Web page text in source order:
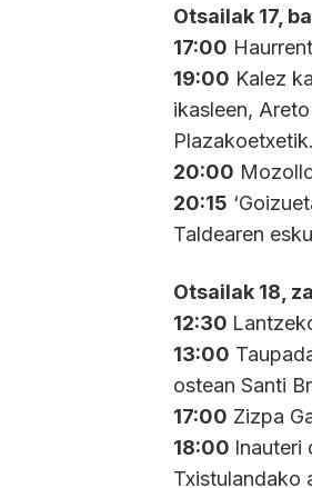
Otsailak 17,
17:00
19:00 Kalez
ikasleen,
Plazakoetxetik.
20:00
20:15
Taldearen
Otsailak 18,
12:30
13:00
ostean Santi
17:00 Zizpa
18:00 Inauteri
Txistulandako